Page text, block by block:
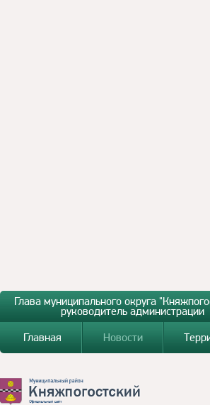
Глава муниципального округа
руководитель администрации
Главная
Новости